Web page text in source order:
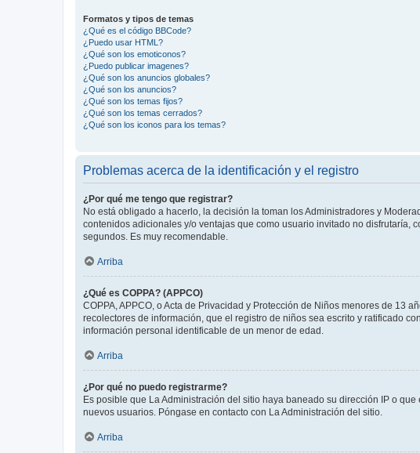
Formatos y tipos de temas
¿Qué es el código BBCode?
¿Puedo usar HTML?
¿Qué son los emoticonos?
¿Puedo publicar imagenes?
¿Qué son los anuncios globales?
¿Qué son los anuncios?
¿Qué son los temas fijos?
¿Qué son los temas cerrados?
¿Qué son los iconos para los temas?
Problemas acerca de la identificación y el registro
¿Por qué me tengo que registrar?
No está obligado a hacerlo, la decisión la toman los Administradores y
contenidos adicionales y/o ventajas que como usuario invitado no disfrutaría,
segundos. Es muy recomendable.
Arriba
¿Qué es COPPA? (APPCO)
COPPA, APPCO, o Acta de Privacidad y Protección de Niños menores de 13
recolectores de información, que el registro de niños sea escrito y ratificado
información personal identificable de un menor de edad.
Arriba
¿Por qué no puedo registrarme?
Es posible que La Administración del sitio haya baneado su dirección IP o
nuevos usuarios. Póngase en contacto con La Administración del sitio.
Arriba